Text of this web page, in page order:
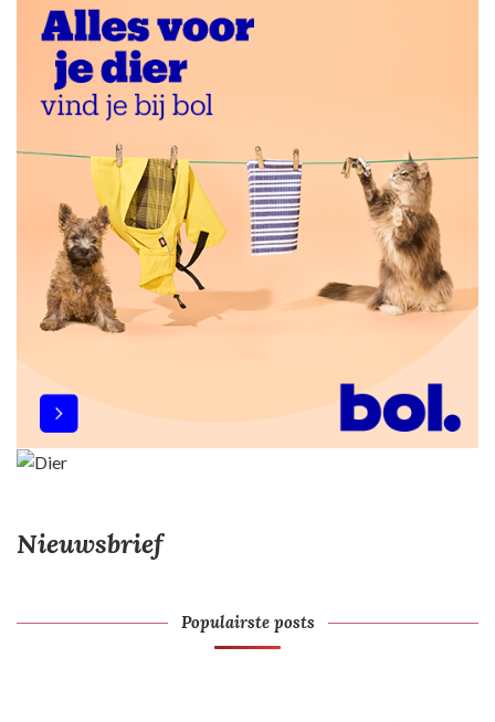
Nieuwsbrief
Populairste posts